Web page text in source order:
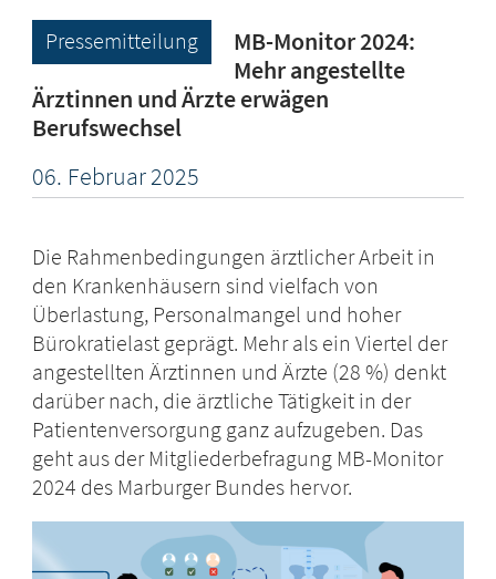
Pressemitteilung
MB-Monitor 2024:
Mehr angestellte
Ärztinnen und Ärzte erwägen
Berufswechsel
06. Februar2025
Die Rahmenbedingungen ärztlicher Arbeit in
den Krankenhäusern sind vielfach von
Überlastung, Personalmangel und hoher
Bürokratielast geprägt. Mehr als ein Viertel der
angestellten Ärztinnen und Ärzte (28 %) denkt
darüber nach, die ärztliche Tätigkeit in der
Patientenversorgung ganz aufzugeben. Das
geht aus der Mitgliederbefragung MB-Monitor
2024 des Marburger Bundes hervor.